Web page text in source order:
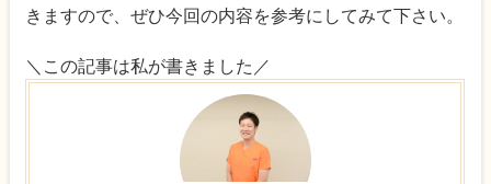
きますので、ぜひ今回の内容を参考にしてみて下さい。
＼この記事は私が書きました／